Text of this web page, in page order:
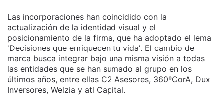
Las incorporaciones han coincidido con la
actualización de la identidad visual y el
posicionamiento de la firma, que ha adoptado el lema
'Decisiones que enriquecen tu vida'. El cambio de
marca busca integrar bajo una misma visión a todas
las entidades que se han sumado al grupo en los
últimos años, entre ellas C2 Asesores, 360ºCorA, Dux
Inversores, Welzia y atl Capital.